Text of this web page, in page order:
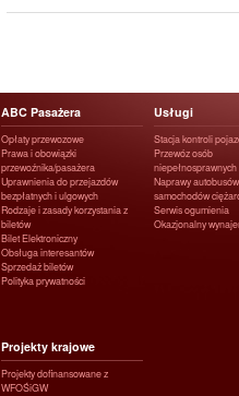
ABC Pasażera
Opłaty przewozowe
Prawa i obowiązki
przewoźnika/pasażera
Uprawnienia do przejazdów
bezpłatnych i ulgowych
Rodzaje i zasady korzystania z
biletów
Bilet Elektroniczny
Obsługa interesantów
Sprzedaż biletów
Polityka prywatności
Usługi
Stacja kontroli
Przewóz osób
niepełnosprawnych
Naprawy
samochodów
Serwis ogumienia
Okazjonalny
Projekty krajowe
Projekty dofinansowane z
WFOŚiGW